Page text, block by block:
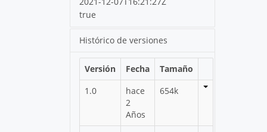
true
Histórico de versiones
Versión Fecha
Tamaño
1.0
hace
2
Años
654k